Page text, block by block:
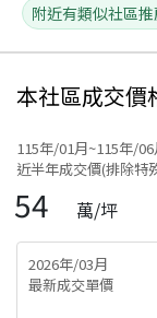
附近有類似社區推
本社區成交價
115年/01月~115年/06
近半年成交價(排除特
54 萬/坪
2026年/03月
最新成交單價